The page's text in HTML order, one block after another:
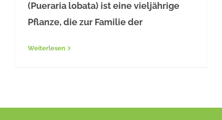
(Pueraria lobata) ist eine vieljährige
Pflanze, die zur Familie der
Weiterlesen